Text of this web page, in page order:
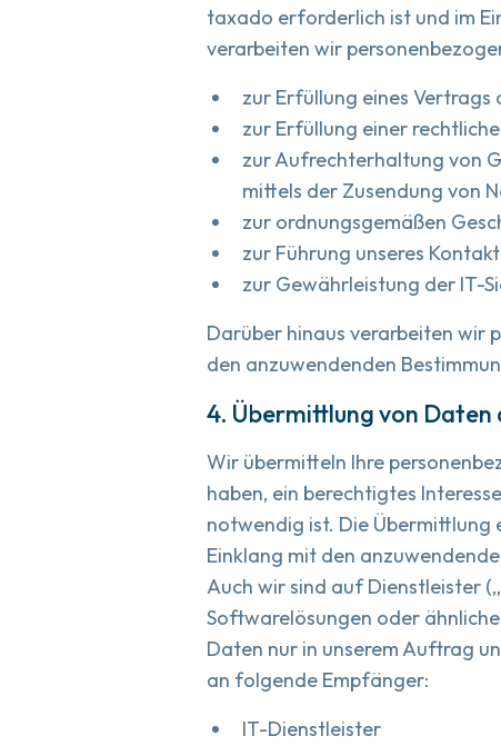
taxado erforderlich ist und im
verarbeiten wir
zur Erfüllung eines
zur Erfüllung einer
zur Aufrechterhaltung von
mittels der Zusendung von
zur ordnungsgemäßen
zur Führung unseres
zur Gewährleistung der IT-
Darüber hinaus verarbeiten wir
den anzuwendenden
4. Übermittlung von Daten
Wir übermitteln Ihre
haben, ein berechtigtes
notwendig ist. Die
Einklang mit den
Auch wir sind auf Dienstleister
Softwarelösungen oder
Daten nur in unserem Auftrag
an folgende Empfänger:
IT-Dienstleister